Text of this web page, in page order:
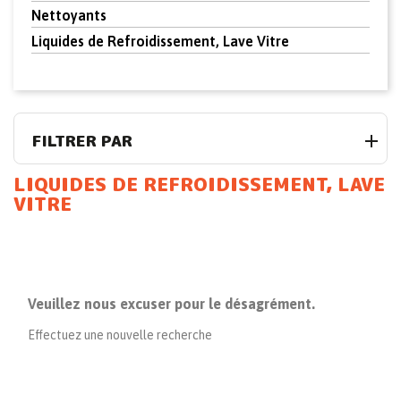
Nettoyants
Liquides de Refroidissement, Lave Vitre
FILTRER PAR
LIQUIDES DE REFROIDISSEMENT, LAVE
VITRE
Veuillez nous excuser pour le désagrément.
Effectuez une nouvelle recherche